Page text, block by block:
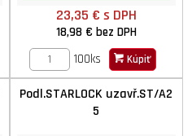
23,35 € s DPH
18,98 € bez DPH
100ks
Kúpiť
Podl.STARLOCK uzavř.ST/A2
5